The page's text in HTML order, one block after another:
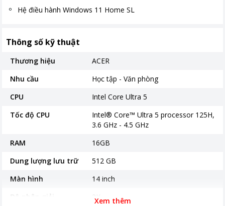
Hệ điều hành Windows 11 Home SL
Thông số kỹ thuật
Thương hiệu
ACER
Nhu cầu
Học tập - Văn phòng
CPU
Intel Core Ultra 5
Tốc độ CPU
Intel® Core™ Ultra 5 processor 125H,
3.6 GHz - 4.5 GHz
RAM
16GB
Dung lượng lưu trữ
512 GB
Màn hình
14 inch
Độ phân giải
2K
Xem thêm